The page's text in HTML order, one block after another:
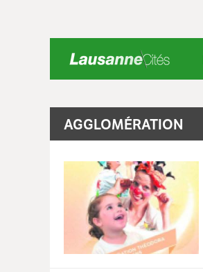
AGGLOMÉRATION